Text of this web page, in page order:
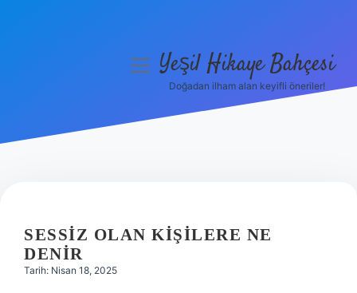
Hakkımızda
menüyüYeşil Hikaye Bahçesi
Doğadan ilham alan keyifli öneriler!
SESSIZ OLAN KIŞILERE NE
DENIR
Tarih: Nisan 18, 2025